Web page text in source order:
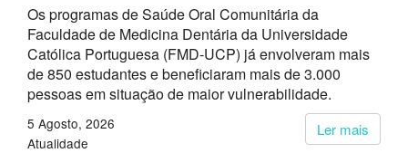
Os programas de Saúde Oral Comunitária da
Faculdade de Medicina Dentária da Universidade
Católica Portuguesa (FMD-UCP) já envolveram mais
de 850 estudantes e beneficiaram mais de 3.000
pessoas em situação de maior vulnerabilidade.
Ler mais
5 Agosto, 2026
Atualidade